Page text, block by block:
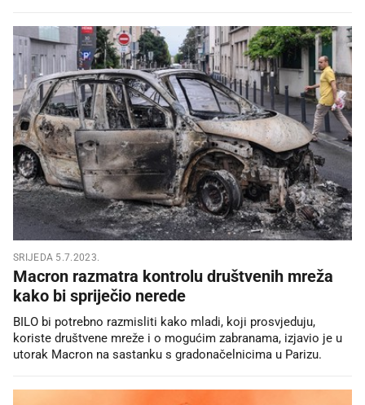
SRIJEDA 5.7.2023.
Macron razmatra kontrolu društvenih mreža
kako bi spriječio nerede
BILO bi potrebno razmisliti kako mladi, koji prosvjeduju,
koriste društvene mreže i o mogućim zabranama, izjavio je u
utorak Macron na sastanku s gradonačelnicima u Parizu.